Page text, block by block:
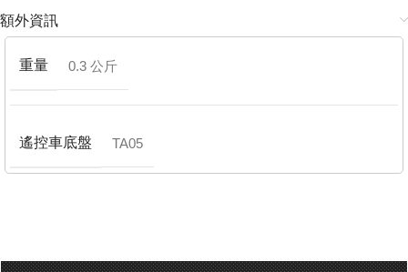
額外資訊
重量 0.3 公斤
遙控車底盤 TA05